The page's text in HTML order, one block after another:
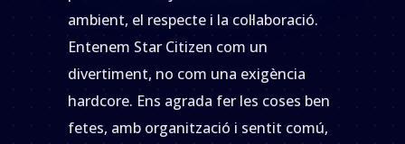
ambient, el respecte i la col·laboració.
Entenem Star Citizen com un
divertiment, no com una exigència
hardcore. Ens agrada fer les coses ben
fetes, amb organització i sentit comú,